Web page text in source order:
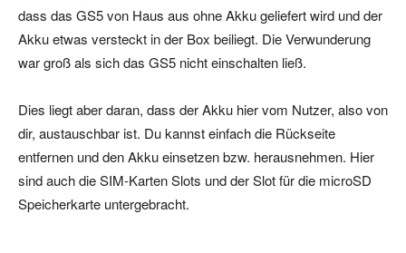
dass das GS5 von Haus aus ohne Akku geliefert wird und der
Akku etwas versteckt in der Box beiliegt. Die Verwunderung
war groß als sich das GS5 nicht einschalten ließ.
Dies liegt aber daran, dass der Akku hier vom Nutzer, also von
dir, austauschbar ist. Du kannst einfach die Rückseite
entfernen und den Akku einsetzen bzw. herausnehmen. Hier
sind auch die SIM-Karten Slots und der Slot für die microSD
Speicherkarte untergebracht.